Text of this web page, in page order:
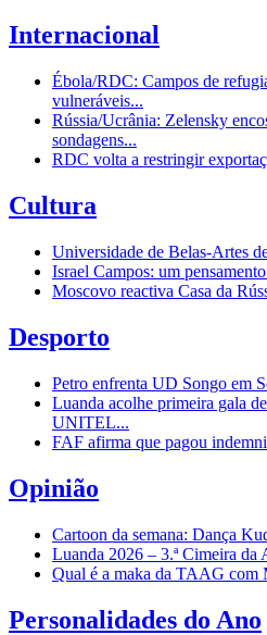
Internacional
Ébola/RDC: Campos de
vulneráveis...
Rússia/Ucrânia: Zelensky
sondagens...
RDC volta a restringir
Cultura
Universidade de Belas-Artes
Israel Campos: um
Moscovo reactiva Casa da
Desporto
Petro enfrenta UD Songo em
Luanda acolhe primeira gala
UNITEL...
FAF afirma que pagou
Opinião
Cartoon da semana: Dança
Luanda 2026 – 3.ª Cimeira da
Qual é a maka da TAAG com
Personalidades do Ano